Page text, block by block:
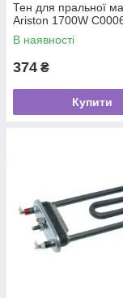
Тен для пральної
Ariston 1700W
В наявності
374 ₴
Купити